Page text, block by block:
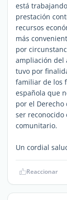
está
prestación
recursos
más
por
ampliación del
tuvo por
familiar de los
española que
por el Derecho
ser reconocido
comunitario.
Un cordial
Reaccionar